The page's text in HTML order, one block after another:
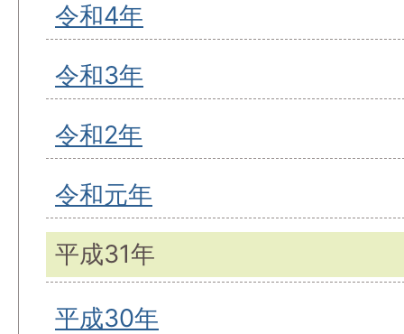
令和4年
令和3年
令和2年
令和元年
平成31年
平成30年